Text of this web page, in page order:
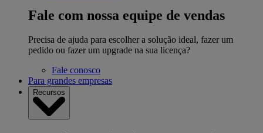
Fale com nossa equipe de vendas
Precisa de ajuda para escolher a solução ideal, fazer um
pedido ou fazer um upgrade na sua licença?
Fale conosco
Para grandes empresas
Recursos